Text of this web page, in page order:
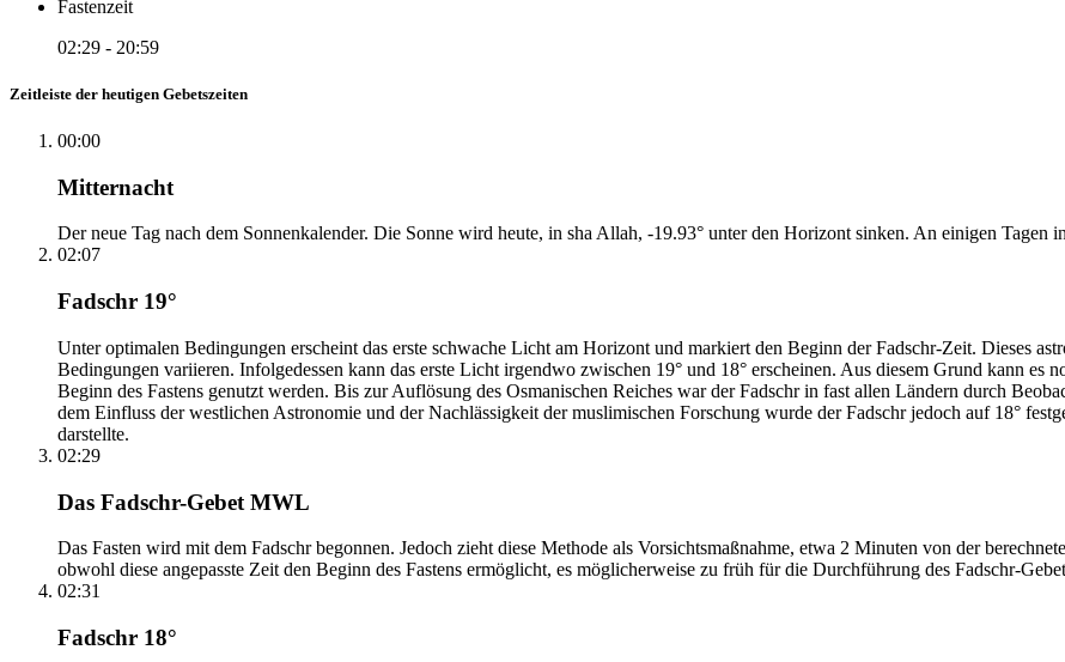
Fastenzeit
02:29 - 20:59
Zeitleiste der heutigen Gebetszeiten
00:00
Mitternacht
Der neue Tag nach dem Sonnenkalender. Die Sonne wird heute, in sha Allah, -19.93° unter den Horizont sinken. An einigen Tagen
02:07
Fadschr 19°
Unter optimalen Bedingungen erscheint das erste schwache Licht am Horizont und markiert den Beginn der Fadschr-Zeit. Dieses
Bedingungen variieren. Infolgedessen kann das erste Licht irgendwo zwischen 19° und 18° erscheinen. Aus diesem Grund kann es
Beginn des Fastens genutzt werden. Bis zur Auflösung des Osmanischen Reiches war der Fadschr in fast allen Ländern durch
dem Einfluss der westlichen Astronomie und der Nachlässigkeit der muslimischen Forschung wurde der Fadschr jedoch auf 18°
darstellte.
02:29
Das Fadschr-Gebet MWL
Das Fasten wird mit dem Fadschr begonnen. Jedoch zieht diese Methode als Vorsichtsmaßnahme, etwa 2 Minuten von der
obwohl diese angepasste Zeit den Beginn des Fastens ermöglicht, es möglicherweise zu früh für die Durchführung des Fadschr-
02:31
Fadschr 18°